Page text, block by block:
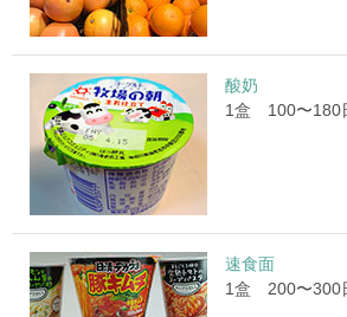
酸奶
1盒 100〜180
速食面
1盒 200〜300